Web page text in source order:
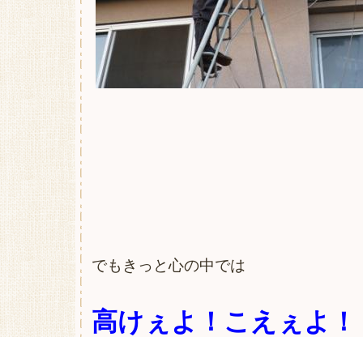
でもきっと心の中では
高けぇよ！こえぇよ！